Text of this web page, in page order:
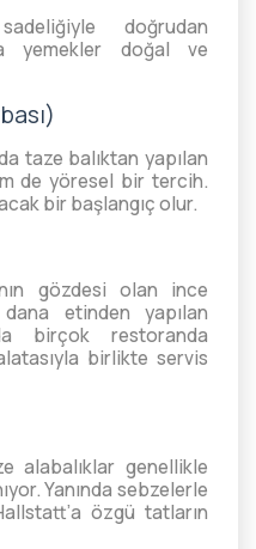
doğrudan
yemekler doğal ve
taze balıktan yapılan
de yöresel bir tercih.
bir başlangıç olur.
gözdesi olan ince
etinden yapılan
birçok restoranda
birlikte servis
alabalıklar genellikle
Yanında sebzelerle
özgü tatların